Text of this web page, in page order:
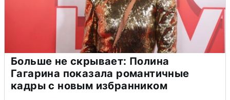
Больше не скрывает: Полина
Гагарина показала романтичные
кадры с новым избранником